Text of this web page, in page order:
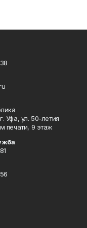
Уфа, ул. 50-летия
печати, 9 этаж